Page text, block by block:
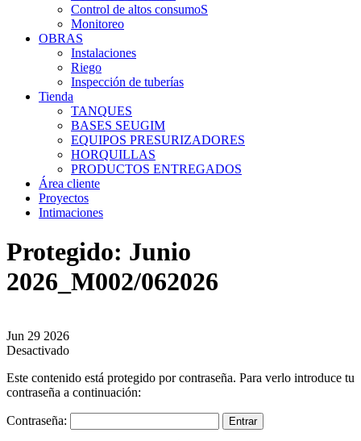
Control de altos consumoS
Monitoreo
OBRAS
Instalaciones
Riego
Inspección de tuberías
Tienda
TANQUES
BASES SEUGIM
EQUIPOS PRESURIZADORES
HORQUILLAS
PRODUCTOS ENTREGADOS
Área cliente
Proyectos
Intimaciones
Protegido: Junio
2026_M002/062026
Jun 29 2026
Desactivado
Este contenido está protegido por contraseña. Para verlo introduce tu
contraseña a continuación:
Contraseña: